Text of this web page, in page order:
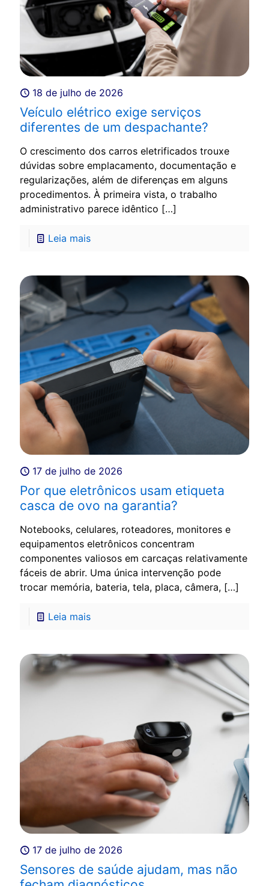
18 de julho de 2026
Veículo elétrico exige serviços
diferentes de um despachante?
O crescimento dos carros eletrificados trouxe
dúvidas sobre emplacamento, documentação e
regularizações, além de diferenças em alguns
procedimentos. À primeira vista, o trabalho
administrativo parece idêntico […]
Leia mais
17 de julho de 2026
Por que eletrônicos usam etiqueta
casca de ovo na garantia?
Notebooks, celulares, roteadores, monitores e
equipamentos eletrônicos concentram
componentes valiosos em carcaças relativamente
fáceis de abrir. Uma única intervenção pode
trocar memória, bateria, tela, placa, câmera, […]
Leia mais
17 de julho de 2026
Sensores de saúde ajudam, mas não